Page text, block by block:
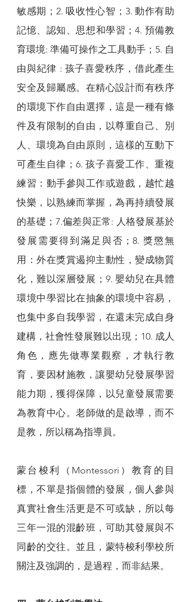
敏感期；2. 吸收性心智；3. 動作有助
記憶、認知、思想和學習；4. 預備教
育環境: 準備可操作之工具動手；5. 自
由與紀律 : 孩子喜愛秩序，借此產生
安全及歸屬感。在精心設計而有秩序
的環境下作自由選擇，這是一種有條
件及有限制的自由，以尊重自己、別
人、環境為自由原則，這樣的互動下
可產生自律；6. 孩子喜愛工作、重複
練習：動手參與工作或遊戲，越忙越
快樂，以熟練而掌握，為再持續發展
的基礎；7.偏差與正常: 人格發展基於
發展需要得到滿足與否；8. 獎懲無
用：外在獎賞遏抑主動性，變成物質
化，難以深層發展；9. 嬰幼兒在具體
環境中學習比在抽象的環境中容易，
也集中多自我學習，在還未完成自身
建構，社會性發展難以出現；10. 成人
角色，應先做專業觀察，才執行教
育，要因材施教，讓嬰幼兒發展學習
能力期，獲得保障，以兒童發展需要
為教育中心。老師做的是啟導，而不
是教，所以稱為指導員。
蒙台梭利（Montessori）教育的目
標，不單是指個體的發展，個人參與
真實社會生活更是不可或缺，所以每
三年一混的混齡班，可助其發展與不
同齡的交往。並且，蒙特梭利學校所
關注及強調的，是過程，而非結果。